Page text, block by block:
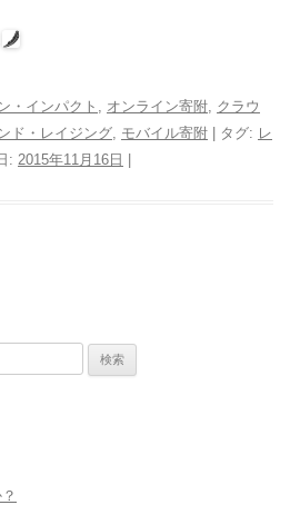
・インパクト , オンライン寄附, クラウ
ド・レイジング, モバイル寄附 | タグ: レ
: 2015年11月16日